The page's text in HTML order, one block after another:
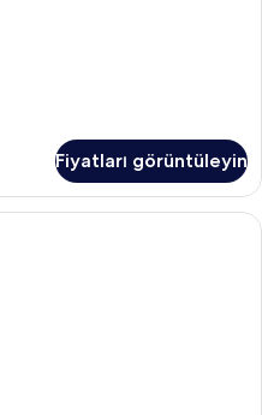
Fiyatları görüntüleyin
Basic Stüdyo | Anti alerjik yatak